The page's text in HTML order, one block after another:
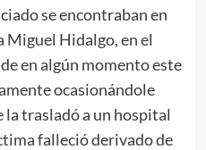
se encontraban en
Miguel Hidalgo, en el
en algún momento este
ocasionándole
trasladó a un hospital
falleció derivado de